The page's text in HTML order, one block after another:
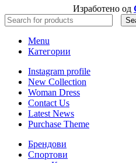
Изработено од
Menu
Категории
Instagram profile
New Collection
Woman Dress
Contact Us
Latest News
Purchase Theme
Брендови
Спортови